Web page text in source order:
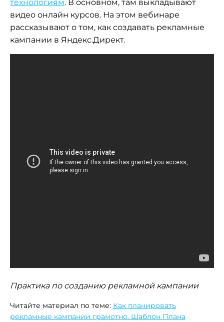
технологиям. В основном, там выкладывают
видео онлайн курсов. На этом вебинаре
рассказывают о том, как создавать рекламные
кампании в Яндекс.Директ.
Практика по созданию рекламной кампании
Читайте материал по теме: Как планировать
рекламные кампании грамотно. Шаблон Плана